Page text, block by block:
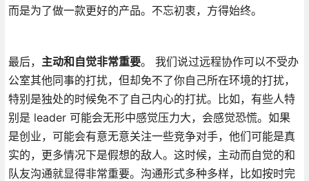
而是为了做一款更好的产品。不忘初衷，方得始终。
最后， 主动和自觉非常重要。 我们说过远程协作可以不受办
公室其他同事的打扰，但却免不了你自己所在环境的打扰，
特别是独处的时候免不了自己内心的打扰。比如，有些人特
别是 leader 可能会无形中感觉压力大，会感觉恐慌。如果
是创业，可能会有意无意关注一些竞争对手，他们可能是真
实的，更多情况下是假想的敌人。这时候，主动而自觉的和
队友沟通就显得非常重要。沟通形式多种多样，比如按时完